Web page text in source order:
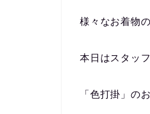
様々なお着物
本日はスタッ
「色打掛」の